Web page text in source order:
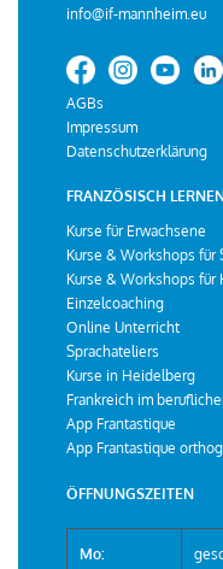
info@if-mannheim.eu
AGBs
Impressum
Datenschutzerklärung
FRANZÖSISCH
Kurse für Erwachsene
Kurse & Workshops für
Kurse & Workshops für
Einzelcoaching
Online Unterricht
Sprachateliers
Kurse in Heidelberg
Frankreich im
App Frantastique
App Frantastique
ÖFFNUNGSZEITEN
Mo: